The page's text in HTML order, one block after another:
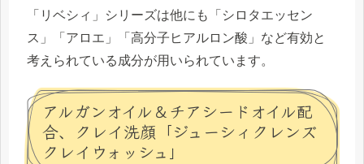
「リベシィ」シリーズは他にも「シロタエッセン
ス」「アロエ」「高分子ヒアルロン酸」など有効と
考えられている成分が用いられています。
アルガンオイル＆チアシードオイル配
合、クレイ洗顔「ジューシィクレンズ
クレイウォッシュ」